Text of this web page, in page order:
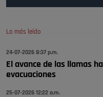
Pozuelo de Alarcón
🔴 EXCLUSIVA
se va porke no tiene piscina
Lo más leído
24-07-2026 8:37 p.m.
El avance de las llamas
evacuaciones
25-07-2026 12:22 a.m.